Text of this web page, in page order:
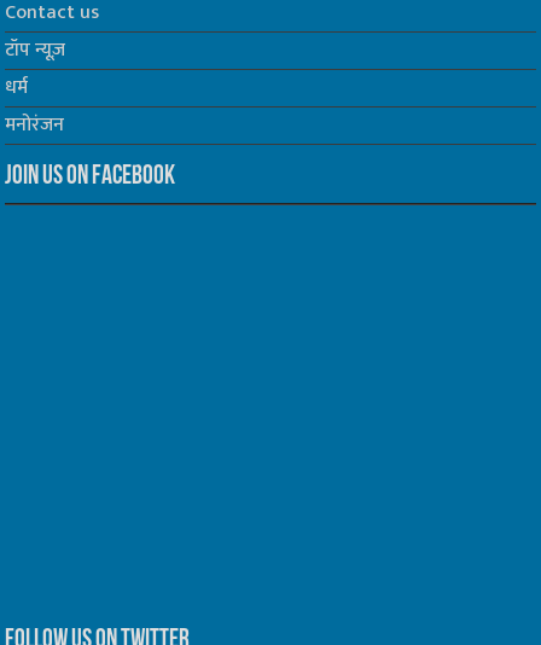
Contact us
टॉप न्यूज़
धर्म
मनोरंजन
Join us on Facebook